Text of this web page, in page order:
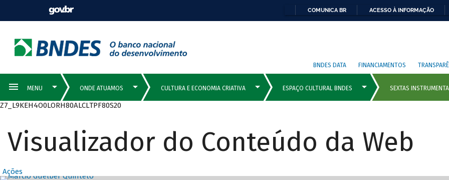
COMUNICA BR ACESSO À INFORMAÇÃO
BNDES DATA FINANCIAMENTOS
Z7_L9KEH4O0LORH80ALCLTPF80S20
Visualizador do Conteúdo da Web
Ações